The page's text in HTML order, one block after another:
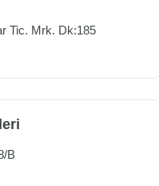
Tic. Mrk. Dk:185
B